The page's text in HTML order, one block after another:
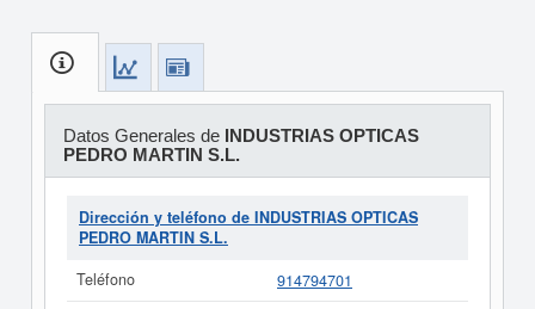
Datos Generales de INDUSTRIAS OPTICAS
PEDRO MARTIN S.L.
Dirección y teléfono de INDUSTRIAS OPTICAS
PEDRO MARTIN S.L.
Teléfono
914794701